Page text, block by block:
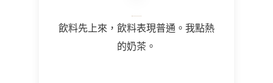
飲料先上來，飲料表現普通。我點熱
的奶茶。